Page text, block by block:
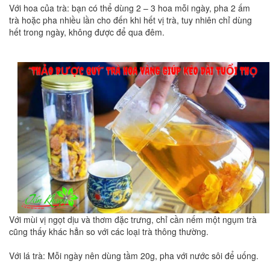
Với hoa của trà: bạn có thể dùng 2 – 3 hoa mỗi ngày, pha 2 ấm
trà hoặc pha nhiều lần cho đến khi hết vị trà, tuy nhiên chỉ dùng
hết trong ngày, không được để qua đêm.
Với mùi vị ngọt dịu và thơm đặc trưng, chỉ cần nếm một ngụm trà
cũng thấy khác hẳn so với các loại trà thông thường.
Với lá trà: Mỗi ngày nên dùng tầm 20g, pha với nước sôi để uống.